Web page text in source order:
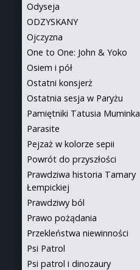
Odyseja
ODZYSKANY
Ojczyzna
One to One: John & Yoko
Osiem i pół
Ostatni konsjerż
Ostatnia sesja w Paryżu
Pamiętniki Tatusia Muminka
Parasite
Pejzaż w kolorze sepii
Powrót do przyszłości
Prawdziwa historia Tamary
Łempickiej
Prawdziwy ból
Prawo pożądania
Przekleństwa niewinności
Psi Patrol
Psi patrol i dinozaury